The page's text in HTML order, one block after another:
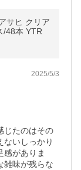
サヒ クリア
/48本 YTR
2025/5/3
じたのはその
ないしっかり
感がありま
雑味が残らな